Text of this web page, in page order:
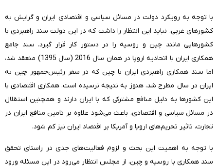
با توجه به رویکرد دولت در مسائل سیاسی و اقتصادی ایران و گرایش به
کشورهای غربی، نباید این انتظار را داشت که در این دولت سند راهبردی با
کشورهایی مانند چین و روسیه را در دستور کار قرار گیرد. سند جامع
همکاری ایران با اتحادیه اروپا در همان سال 2016 (سال 1395) منعقد شد،
اما سند همکاری راهبردی ایران با چین که در سفر رئیس‌جمهور چین به
ایران در سال مطرح شد، هنوز به نتیجه نرسیده است. همکاری اقتصادی با
این کشورها به دلیل منافع مشترکی که با ایران دارند و همچنین استقلال
در مسائل سیاسی و اقتصادی، باعث می‌شود علاوه بر تامین منافع ایران در
تجارت، تاثیر تحریم‌های اروپا و آمریکا بر اقتصاد ایران نیز کم شود.
با توجه به اهمیت این بحث و لزوم فعالیت‌های جدی در راستای تحقق
سند همکاری با روسیه و چین، از مجلس انتظار می‌رود در این مسئله ورود